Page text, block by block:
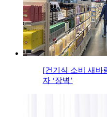
[건기식 소비 새바
자 ‘장벽’